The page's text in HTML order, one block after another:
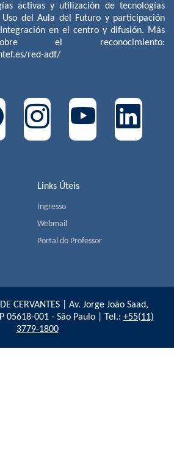
Links Úteis
Ingresso
Webmail
Portal do Professor
activas y utilización de tecnologías
del Aula del Futuro y participación
en el centro y difusión. Más
el reconocimiento:
red-adf/
CERVANTES | Av. Jorge João Saad,
05618-001 - São Paulo | Tel.: +55(11)
3779-1800